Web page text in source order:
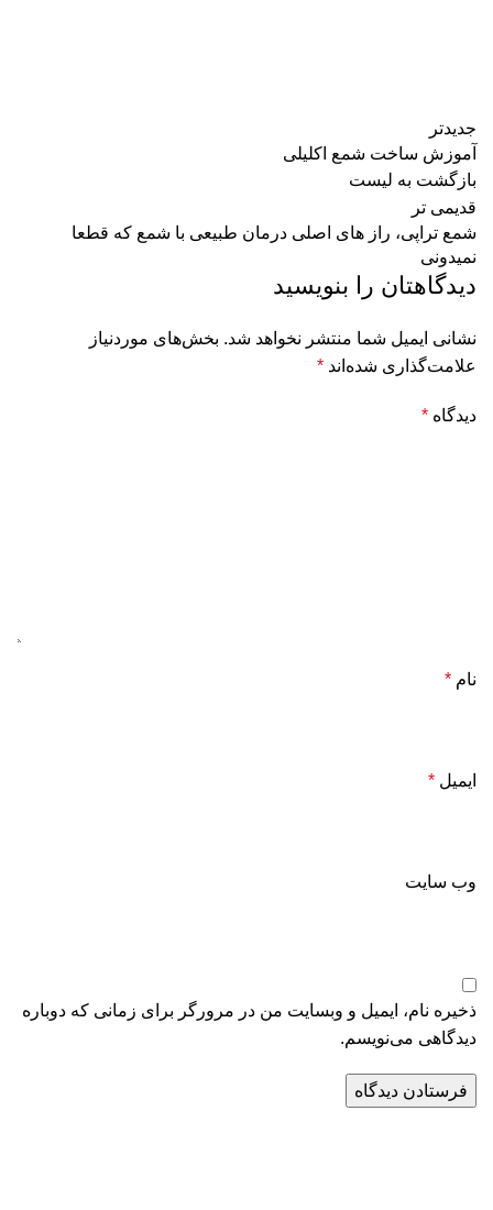
جدیدتر
آموزش ساخت شمع اکلیلی
بازگشت به لیست
قدیمی تر
شمع تراپی، راز های اصلی درمان طبیعی با شمع که قطعا
نمیدونی
دیدگاهتان را بنویسید
نشانی ایمیل شما منتشر نخواهد شد. بخش‌های موردنیاز
علامت‌گذاری شده‌اند *
دیدگاه *
نام *
ایمیل *
وب‌ سایت
ذخیره نام، ایمیل و وبسایت من در مرورگر برای زمانی که دوباره
دیدگاهی می‌نویسم.